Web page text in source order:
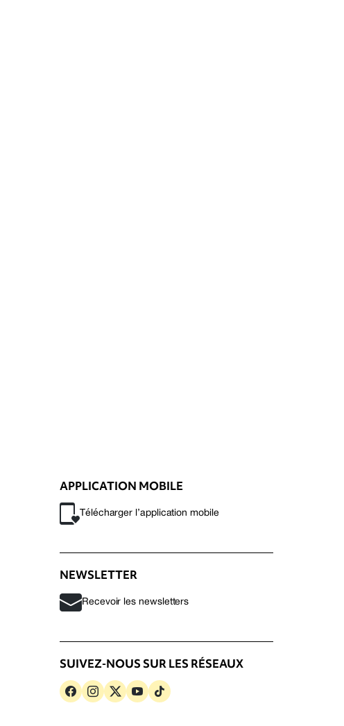
APPLICATION MOBILE
Télécharger l’application mobile
NEWSLETTER
Recevoir les newsletters
SUIVEZ-NOUS SUR LES RÉSEAUX